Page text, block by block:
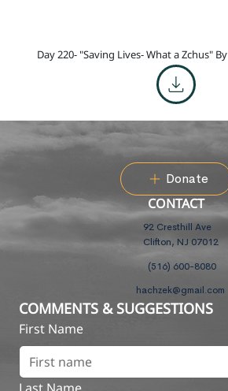
Day 220- "Saving Lives- What a Zchus" By
Donate
CONTACT
92 Cresthill Ave
Clifton, NJ 07012
(516) 600-8080
hachzek@gmail.com
COMMENTS & SUGGESTIONS
First Name